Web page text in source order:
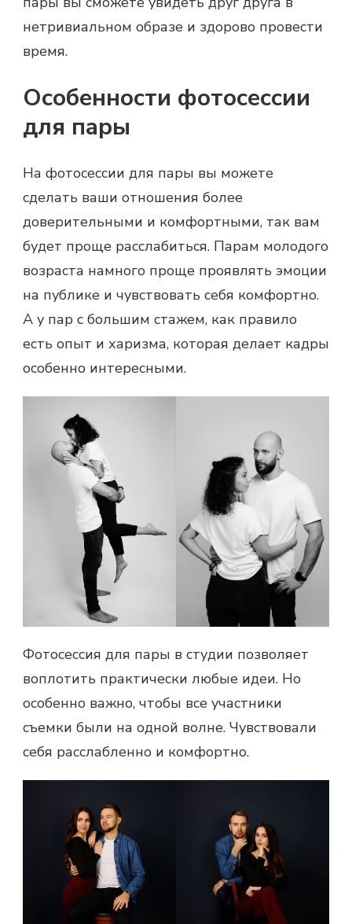
нетривиальном образе и здорово провести
время.
Особенности фотосессии
для пары
На фотосессии для пары вы можете
сделать ваши отношения более
доверительными и комфортными, так вам
будет проще расслабиться. Парам молодого
возраста намного проще проявлять эмоции
на публике и чувствовать себя комфортно.
А у пар с большим стажем, как правило
есть опыт и харизма, которая делает кадры
особенно интересными.
Фотосессия для пары в студии позволяет
воплотить практически любые идеи. Но
особенно важно, чтобы все участники
съемки были на одной волне. Чувствовали
себя расслабленно и комфортно.